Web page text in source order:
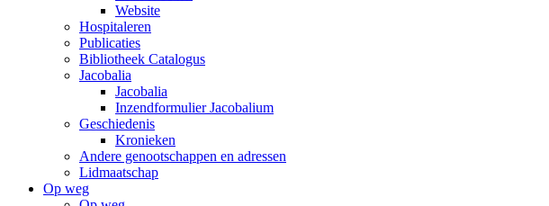
Website
Hospitaleren
Publicaties
Bibliotheek Catalogus
Jacobalia
Jacobalia
Inzendformulier Jacobalium
Geschiedenis
Kronieken
Andere genootschappen en adressen
Lidmaatschap
Op weg